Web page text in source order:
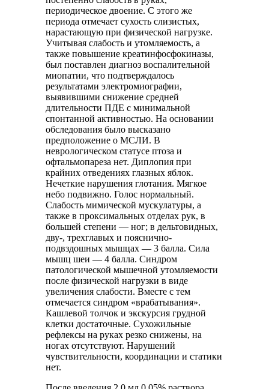
периодическое двоение. С этого же
периода отмечает сухость слизистых,
нарастающую при физической нагрузке.
Учитывая слабость и утомляемость, а
также повышение креатинфосфокиназы,
был поставлен диагноз воспалительной
миопатии, что подтверждалось
результатами электромиографии,
выявившими снижение средней
длительности ПДЕ с минимальной
спонтанной активностью. На основании
обследования было высказано
предположение о МСЛИ. В
неврологическом статусе птоза и
офтальмопареза нет. Диплопия при
крайних отведениях глазных яблок.
Нечеткие нарушения глотания. Мягкое
небо подвижно. Голос нормальный.
Слабость мимической мускулатуры, а
также в проксимальных отделах рук, в
большей степени — ног; в дельтовидных,
дву-, трехглавых и пояснично-
подвздошных мышцах — 3 балла. Сила
мышц шеи — 4 балла. Синдром
патологической мышечной утомляемости
после физической нагрузки в виде
увеличения слабости. Вместе с тем
отмечается синдром «врабатывания».
Кашлевой толчок и экскурсия грудной
клетки достаточные. Сухожильные
рефлексы на руках резко снижены, на
ногах отсутствуют. Нарушений
чувствительности, координации и статики
нет.